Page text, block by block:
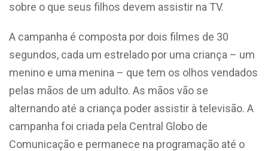
sobre o que seus filhos devem assistir na TV.
A campanha é composta por dois filmes de 30
segundos, cada um estrelado por uma criança – um
menino e uma menina – que tem os olhos vendados
pelas mãos de um adulto. As mãos vão se
alternando até a criança poder assistir à televisão. A
campanha foi criada pela Central Globo de
Comunicação e permanece na programação até o